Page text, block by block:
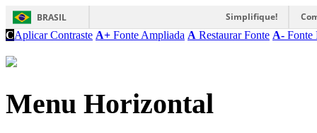
BRASIL Simplifique!
CAplicar Contraste A+ Fonte Ampliada A Restaurar Fonte A- Fonte
Menu Horizontal